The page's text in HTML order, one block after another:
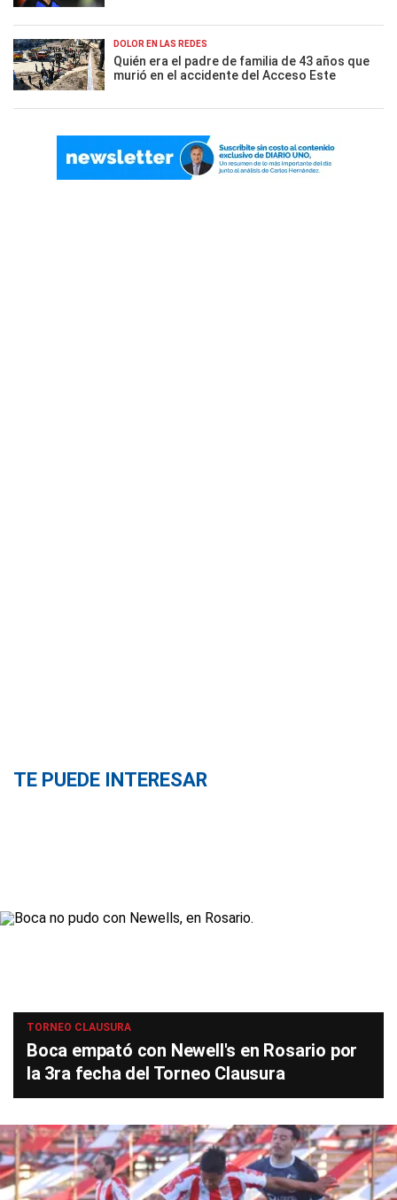
DOLOR EN LAS REDES
Quién era el padre de familia de 43 años que
murió en el accidente del Acceso Este
TE PUEDE INTERESAR
TORNEO CLAUSURA
Boca empató con Newell's en Rosario por
la 3ra fecha del Torneo Clausura